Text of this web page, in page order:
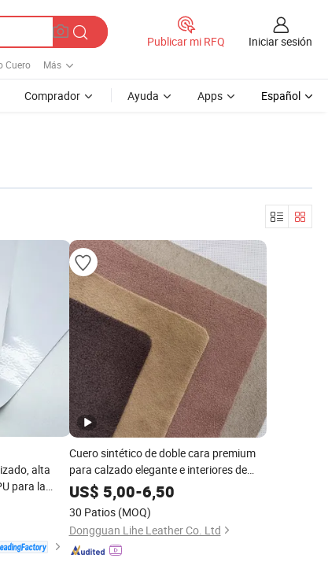
Cuero Más
Publicar mi RFQ Iniciar sesión
Comprador Ayuda Apps Español
alta
para la
de
Cuero sintético de doble cara premium
para calzado elegante e interiores de
automóviles
US$ 5,00-6,50
30 Patios (MOQ)
Dongguan Lihe Leather Co. Ltd